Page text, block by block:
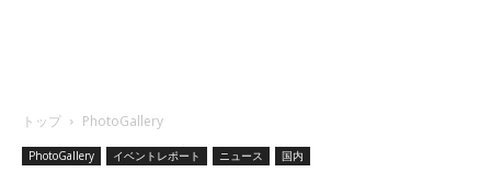
トップ PhotoGallery
PhotoGallery イベントレポート ニュース 国内